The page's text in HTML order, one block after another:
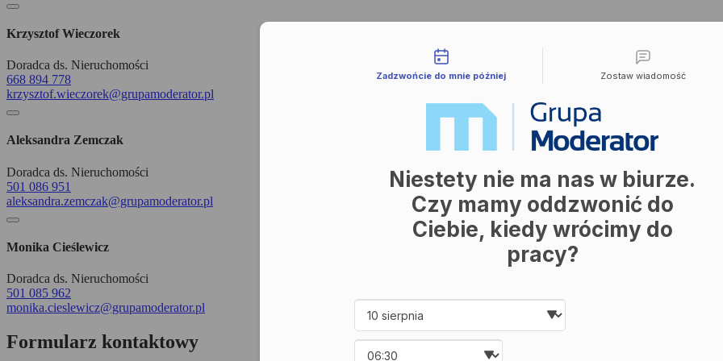
Krzysztof Wieczorek
Doradca ds. Nieruchomości
668 894 778
krzysztof.wieczorek@grupamoderator.pl
Aleksandra Zemczak
Doradca ds. Nieruchomości
501 086 951
aleksandra.zemczak@grupamoderator.pl
Monika Cieślewicz
Doradca ds. Nieruchomości
501 085 962
monika.cieslewicz@grupamoderator.pl
Formularz kontaktowy
Możliwości kontaktu
Zadzwońcie do mnie później Zostaw wiadomość
Niestety nie ma nas w biurze.
Czy mamy oddzwonić do
Ciebie, kiedy wrócimy do
pracy?
Date and time slection for
Wybierz datę